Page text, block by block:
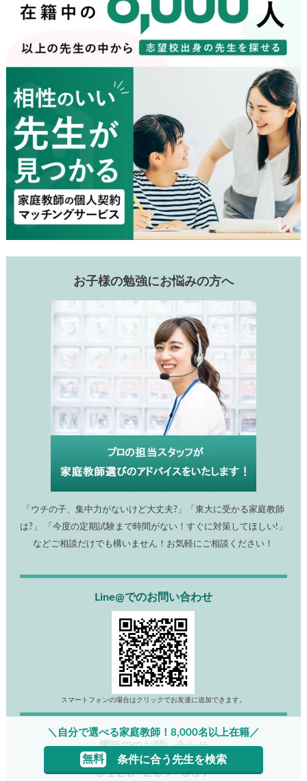
お子様の勉強にお悩みの方へ
「ウチの子、集中力がないけど大丈夫?」「東大に受かる家庭教師
は?」 「今度の定期試験まで時間がない！すぐに対策してほしい!」
などご相談だけでも構いません！お気軽にご相談ください！
Line@でのお問い合わせ
スマートフォンの場合はクリックでお友達に追加できます。
電話でのお問い合わせ
0120-239-069
＼自分で選べる家庭教師！8,000名以上在籍／
無料 条件に合う先生を検索